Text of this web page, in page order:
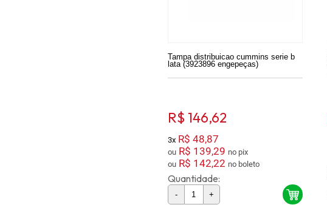
Tampa distribuicao cummins serie b
lata (3923896 engepeças)
R$ 146,62
3x R$ 48,87
ou R$ 139,29
no pix
ou R$ 142,22 no boleto
Quantidade:
- +